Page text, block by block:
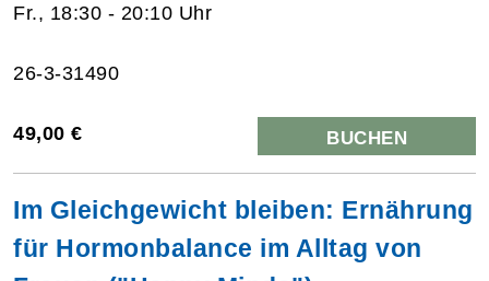
Fr., 18:30 - 20:10 Uhr
26-3-31490
49,00 € BUCHEN
Im Gleichgewicht bleiben: Ernährung
für Hormonbalance im Alltag von